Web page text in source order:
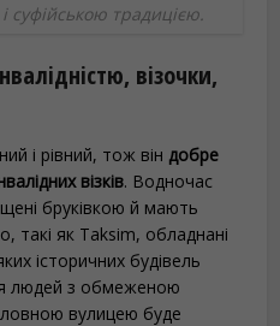
суфійською традицією.
візочки,
і рівний, тож він добре
візків. Водночас
бруківкою й мають
такі як Taksim, обладнані
історичних будівель
людей з обмеженою
вулицею буде